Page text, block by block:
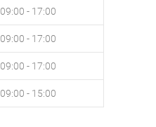
09:00 - 17:00
09:00 - 17:00
09:00 - 17:00
09:00 - 15:00